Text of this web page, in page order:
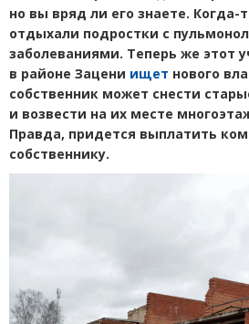
но вы вряд ли его знаете. Когда-
отдыхали подростки с
заболеваниями. Теперь же этот
в районе Зацени ищет нового
собственник может снести
и возвести на их месте
Правда, придется выплатить
собственнику.